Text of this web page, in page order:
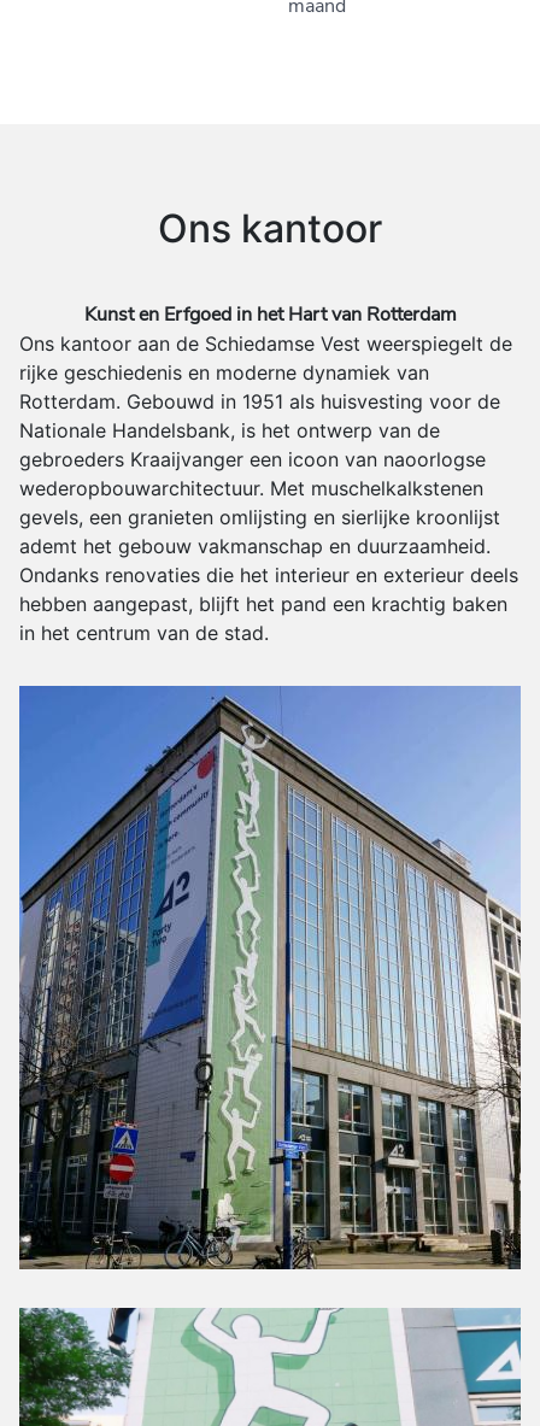
maand
Ons kantoor
Kunst en Erfgoed in het Hart van Rotterdam
Ons kantoor aan de Schiedamse Vest weerspiegelt de
rijke geschiedenis en moderne dynamiek van
Rotterdam. Gebouwd in 1951 als huisvesting voor de
Nationale Handelsbank, is het ontwerp van de
gebroeders Kraaijvanger een icoon van naoorlogse
wederopbouwarchitectuur. Met muschelkalkstenen
gevels, een granieten omlijsting en sierlijke kroonlijst
ademt het gebouw vakmanschap en duurzaamheid.
Ondanks renovaties die het interieur en exterieur deels
hebben aangepast, blijft het pand een krachtig baken
in het centrum van de stad.